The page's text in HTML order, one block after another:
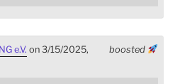
boosted
e.V. on 3/15/2025,